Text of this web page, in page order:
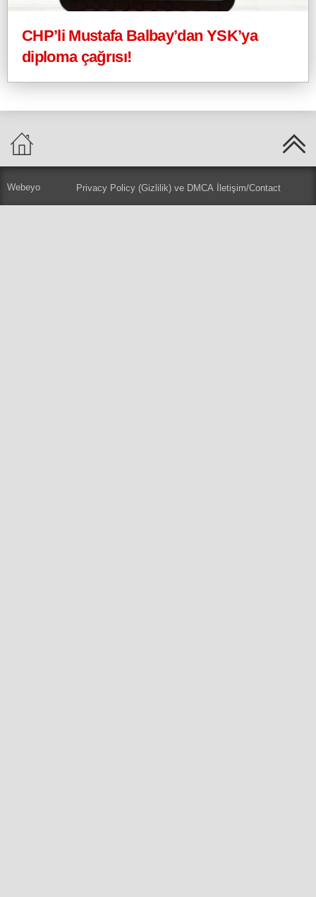
CHP’li Mustafa Balbay’dan YSK’ya
diploma çağrısı!
Webeyo Privacy Policy (Gizlilik) ve DMCA İletişim/Contact